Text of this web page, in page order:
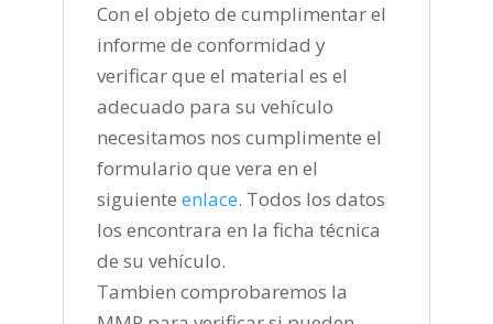
Con el objeto de cumplimentar el
informe de conformidad y
verificar que el material es el
adecuado para su vehículo
necesitamos nos cumplimente el
formulario que vera en el
siguiente enlace. Todos los datos
los encontrara en la ficha técnica
de su vehículo.
Tambien comprobaremos la